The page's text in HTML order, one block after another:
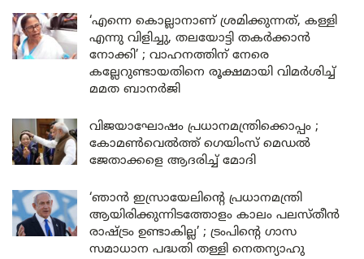
‘എന്നെ കൊല്ലാനാണ് ശ്രമിക്കുന്നത്, കള്ളി
എന്നു വിളിച്ചു, തലയോട്ടി തകർക്കാൻ
നോക്കി’ ; വാഹനത്തിന് നേരെ
കല്ലേറുണ്ടായതിനെ രൂക്ഷമായി വിമർശിച്ച്
മമത ബാനർജി
വിജയാഘോഷം പ്രധാനമന്ത്രിക്കൊപ്പം ;
കോമൺവെൽത്ത് ഗെയിംസ് മെഡൽ
ജേതാക്കളെ ആദരിച്ച് മോദി
‘ഞാൻ ഇസ്രായേലിന്റെ പ്രധാനമന്ത്രി
ആയിരിക്കുന്നിടത്തോളം കാലം പലസ്തീൻ
രാഷ്ട്രം ഉണ്ടാകില്ല’ ; ട്രംപിന്റെ ഗാസ
സമാധാന പദ്ധതി തള്ളി നെതന്യാഹു